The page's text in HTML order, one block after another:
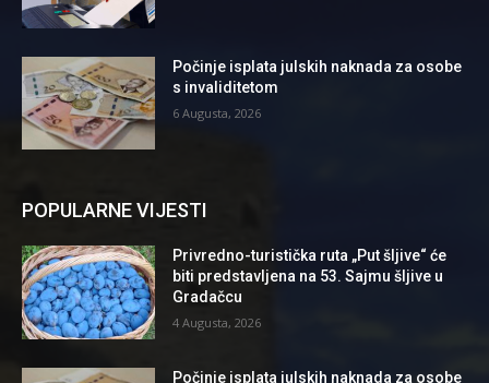
Počinje isplata julskih naknada za osobe
s invaliditetom
6 Augusta, 2026
POPULARNE VIJESTI
Privredno-turistička ruta „Put šljive“ će
biti predstavljena na 53. Sajmu šljive u
Gradačcu
4 Augusta, 2026
Počinje isplata julskih naknada za osobe